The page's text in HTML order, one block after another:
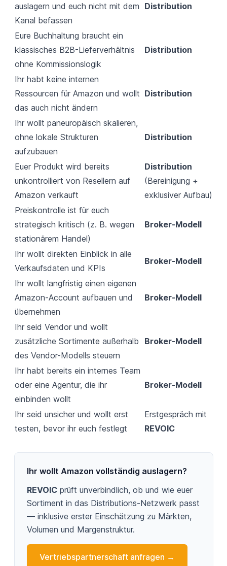
auslagern und euch nicht mit dem
Kanal befassen
Distribution
Eure Buchhaltung braucht ein
klassisches B2B-Lieferverhältnis
ohne Kommissionslogik
Distribution
Ihr habt keine internen
Ressourcen für Amazon und wollt
das auch nicht ändern
Distribution
Ihr wollt paneuropäisch skalieren,
ohne lokale Strukturen
aufzubauen
Distribution
Euer Produkt wird bereits
unkontrolliert von Resellern auf
Amazon verkauft
Distribution
(Bereinigung +
exklusiver Aufbau)
Preiskontrolle ist für euch
strategisch kritisch (z. B. wegen
stationärem Handel)
Broker-Modell
Ihr wollt direkten Einblick in alle
Verkaufsdaten und KPIs
Broker-Modell
Ihr wollt langfristig einen eigenen
Amazon-Account aufbauen und
übernehmen
Broker-Modell
Ihr seid Vendor und wollt
zusätzliche Sortimente außerhalb
des Vendor-Modells steuern
Broker-Modell
Ihr habt bereits ein internes Team
oder eine Agentur, die ihr
einbinden wollt
Broker-Modell
Ihr seid unsicher und wollt erst
testen, bevor ihr euch festlegt
Erstgespräch mit
REVOIC
Ihr wollt Amazon vollständig auslagern?
REVOICprüft unverbindlich, ob und wie euer
Sortiment in das Distributions-Netzwerk passt
— inklusive erster Einschätzung zu Märkten,
Volumen und Margenstruktur.
Vertriebspartnerschaft anfragen →